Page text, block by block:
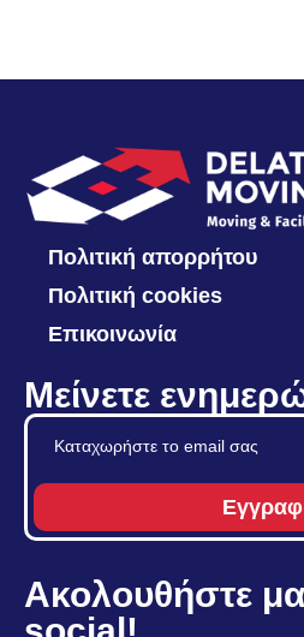
Πολιτική απορρήτου
Πολιτική cookies
Επικοινωνία
Μείνετε
Ακολουθήστε